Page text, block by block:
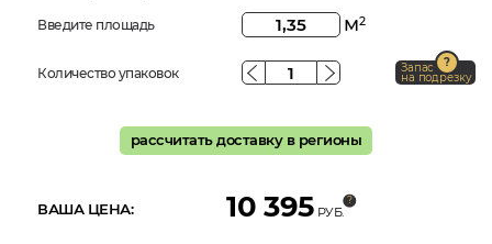
Введите площадь м2
Количество упаковок Запас
на подрезку
рассчитать доставку в регионы
ВАША ЦЕНА: 10 395 РУБ.